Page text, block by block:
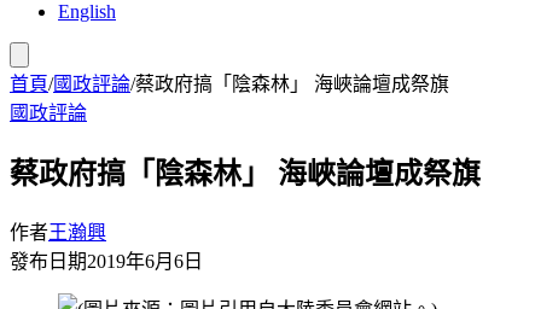
English
首頁/國政評論/蔡政府搞「陰森林」 海峽論壇成祭旗
國政評論
蔡政府搞「陰森林」 海峽論壇成祭旗
作者王瀚興
發布日期2019年6月6日